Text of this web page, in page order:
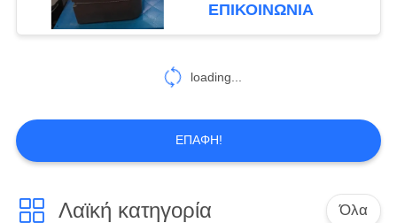
ΕΠΙΚΟΙΝΩΝΊΑ
loading...
ΕΠΑΦΉ!
Λαϊκή κατηγορία Όλα